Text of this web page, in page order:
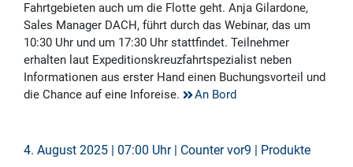
Fahrtgebieten auch um die Flotte geht. Anja Gilardone,
Sales Manager DACH, führt durch das Webinar, das um
10:30 Uhr und um 17:30 Uhr stattfindet. Teilnehmer
erhalten laut Expeditionskreuzfahrtspezialist neben
Informationen aus erster Hand einen Buchungsvorteil und
die Chance auf eine Inforeise.
An Bord
4. August 2025 | 07:00 Uhr | Counter vor9 | Produkte